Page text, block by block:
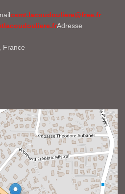
csmt.lacoudouliere@free.fr
Adresse
France